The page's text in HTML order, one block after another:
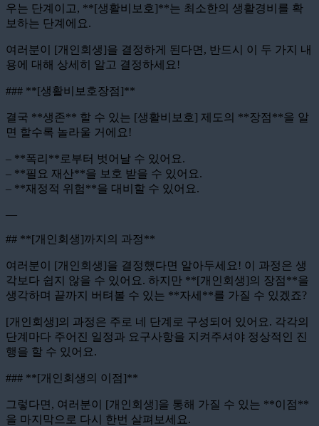
우는 단계이고, **[생활비보호]**는 최소한의 생활경비를 확
보하는 단계에요.
여러분이 [개인회생]을 결정하게 된다면, 반드시 이 두 가지 내
용에 대해 상세히 알고 결정하세요!
### **[생활비보호장점]**
결국 **생존** 할 수 있는 [생활비보호] 제도의 **장점**을 알
면 할수록 놀라울 거에요!
– **폭리**로부터 벗어날 수 있어요.
– **필요 재산**을 보호 받을 수 있어요.
– **재정적 위험**을 대비할 수 있어요.
—
## **[개인회생]까지의 과정**
여러분이 [개인회생]을 결정했다면 알아두세요! 이 과정은 생
각보다 쉽지 않을 수 있어요. 하지만 **[개인회생]의 장점**을
생각하며 끝까지 버텨볼 수 있는 **자세**를 가질 수 있겠죠?
[개인회생]의 과정은 주로 네 단계로 구성되어 있어요. 각각의
단계마다 주어진 일정과 요구사항을 지켜주셔야 정상적인 진
행을 할 수 있어요.
### **[개인회생의 이점]**
그렇다면, 여러분이 [개인회생]을 통해 가질 수 있는 **이점**
을 마지막으로 다시 한번 살펴보세요.